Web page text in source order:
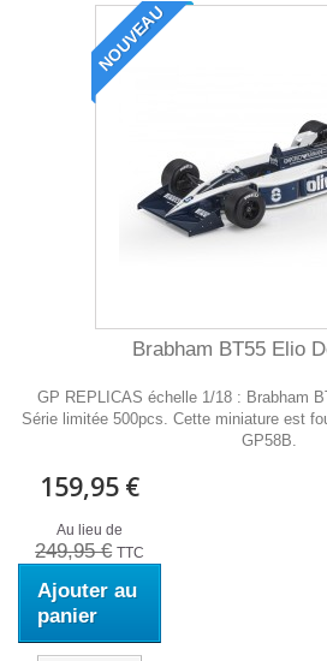
NOUVEAU
Brabham BT55 Elio
GP REPLICAS échelle 1/18 : Brabham
Série limitée 500pcs. Cette miniature est
GP58B.
159,95 €
Au lieu de
249,95 € TTC
Ajouter au
panier